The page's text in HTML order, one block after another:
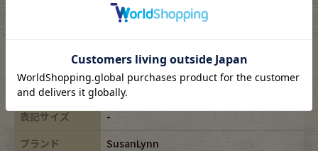
※USEDですので使用感などございますが、まだまだご愛用していただけます。
古着という事をご理解の上ご注文よろしくお願いします。
※古着は洗濯、検品などのケアを行っております。
表記サイズ
-
ブランド
SusanLynn